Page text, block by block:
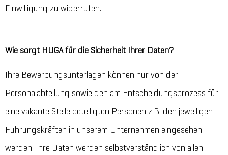
Einwilligung zu widerrufen.
Wie sorgt HUGA für die Sicherheit Ihrer Daten?
Ihre Bewerbungsunterlagen können nur von der
Personalabteilung sowie den am Entscheidungsprozess für
eine vakante Stelle beteiligten Personen z.B. den jeweiligen
Führungskräften in unserem Unternehmen eingesehen
werden. Ihre Daten werden selbstverständlich von allen